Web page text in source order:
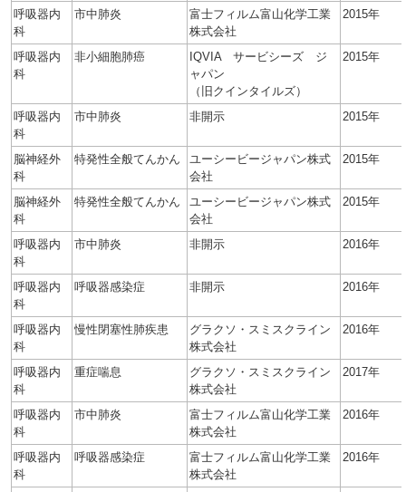
呼吸器内
科
市中肺炎
富士フィルム富山化学工業
株式会社
2015年
呼吸器内
科
非小細胞肺癌
IQVIA サービシーズ ジ
ャパン
（旧クインタイルズ）
2015年
呼吸器内
科
市中肺炎 非開示 2015年
脳神経外
科
特発性全般てんかん
ユーシービージャパン株式
会社
2015年
脳神経外
科
特発性全般てんかん
ユーシービージャパン株式
会社
2015年
呼吸器内
科
市中肺炎 非開示 2016年
呼吸器内
科
呼吸器感染症 非開示 2016年
呼吸器内
科
慢性閉塞性肺疾患
グラクソ・スミスクライン
株式会社
2016年
呼吸器内
科
重症喘息
グラクソ・スミスクライン
株式会社
2017年
呼吸器内
科
市中肺炎
富士フィルム富山化学工業
株式会社
2016年
呼吸器内
科
呼吸器感染症
富士フィルム富山化学工業
株式会社
2016年